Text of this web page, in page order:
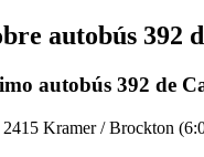
autobús 392
autobús 392 de
Kramer / Brockton